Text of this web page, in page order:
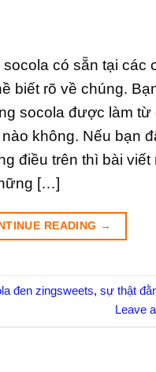
socola có sẵn tại các
biết rõ về chúng.
socola được làm từ
không. Nếu bạn
điều trên thì bài viết
[…]
READING →
đen zingsweets, sự thật
Leave